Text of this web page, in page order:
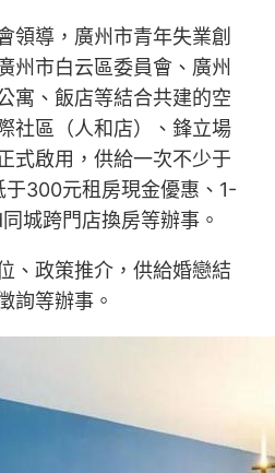
領導，廣州市青年失業創
州市白云區委員會、廣州
寓、飯店等結合共建的空
社區（人和店）、鋒立場
式啟用，供給一次不少于
300元租房現金優惠、1-
城跨門店換房等辦事。
、政策推介，供給婚戀結
詢等辦事。